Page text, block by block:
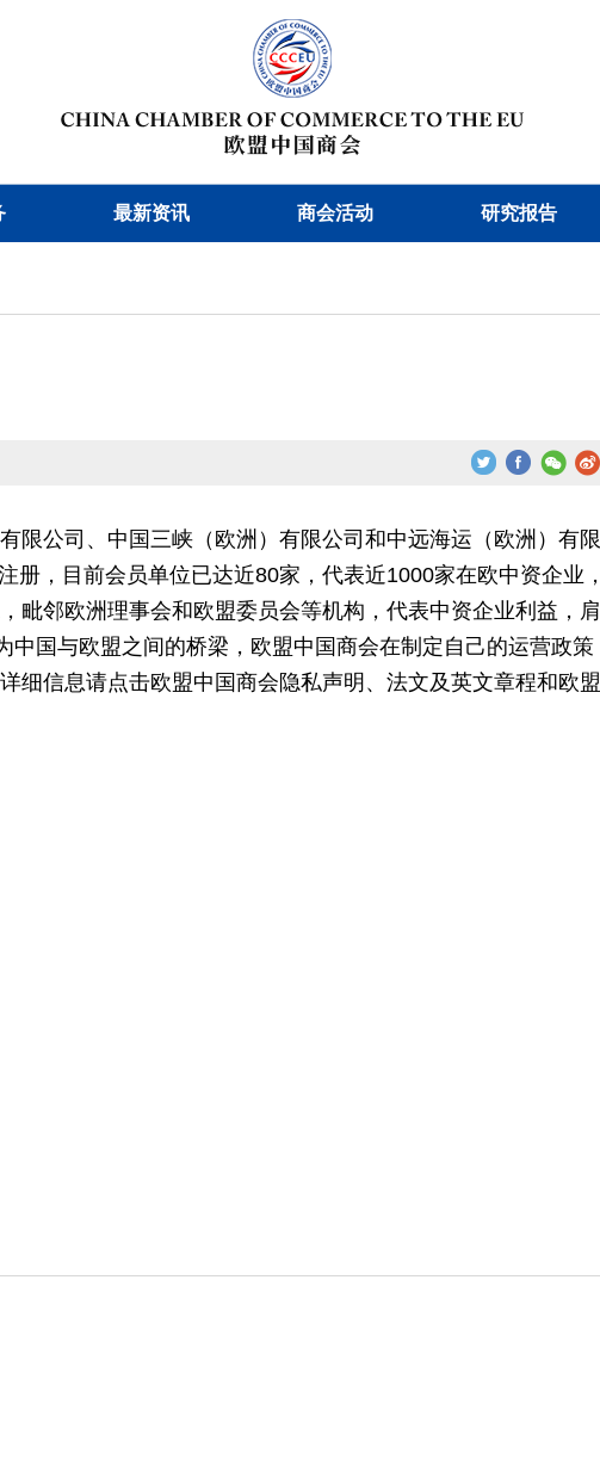
最新资讯 商会活动 研究报告
限公司、中国三峡（欧洲）有限公司和中远海运（欧洲）有限
册，目前会员单位已达近80家，代表近1000家在欧中资企业，
毗邻欧洲理事会和欧盟委员会等机构，代表中资企业利益，肩
中国与欧盟之间的桥梁，欧盟中国商会在制定自己的运营政策
细信息请点击欧盟中国商会隐私声明、法文及英文章程和欧盟